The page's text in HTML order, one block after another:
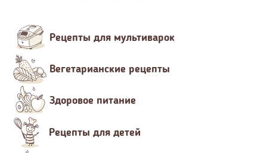
Рецепты для мультиварок
Вегетарианские рецепты
Здоровое питание
Рецепты для детей